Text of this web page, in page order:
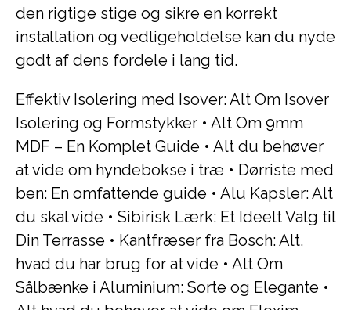
den rigtige stige og sikre en korrekt
installation og vedligeholdelse kan du nyde
godt af dens fordele i lang tid.
Effektiv Isolering med Isover: Alt Om Isover
Isolering og Formstykker • Alt Om 9mm
MDF – En Komplet Guide • Alt du behøver
at vide om hyndebokse i træ • Dørriste med
ben: En omfattende guide • Alu Kapsler: Alt
du skal vide • Sibirisk Lærk: Et Ideelt Valg til
Din Terrasse • Kantfræser fra Bosch: Alt,
hvad du har brug for at vide • Alt Om
Sålbænke i Aluminium: Sorte og Elegante •